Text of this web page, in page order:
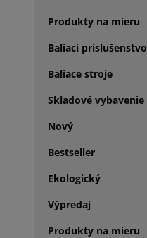
Produkty na mieru
Baliaci príslušenstvo
Baliace stroje
Skladové vybavenie
Nový
Bestseller
Ekologický
Výpredaj
Produkty na mieru